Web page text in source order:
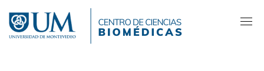
contenido
principal